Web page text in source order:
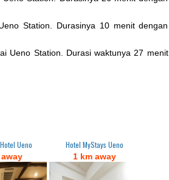
Station. Durasinya 10 menit dengan
Ueno Station. Durasi waktunya 27 menit
Ueno Hotel MyStays Ueno
1 km away